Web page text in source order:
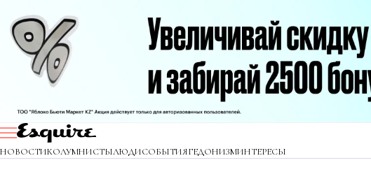
НОВОСТИКОЛУМНИСТЫЛЮДИСОБЫТИЯГЕДОНИЗМИНТЕРЕСЫ